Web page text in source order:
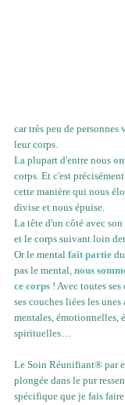
car très peu de personnes
leur corps.
La plupart d'entre nous
corps. Et c'est
cette manière qui nous
divise et nous épuise.
La tête d'un côté avec
et le corps suivant loin
Or le mental fait partie
pas le mental, nous
ce corps ! Avec toutes
ses couches liées les
mentales, émotionnelles,
spirituelles…
Le Soin Réunifiant® par
plongée dans le pur
spécifique que je fais